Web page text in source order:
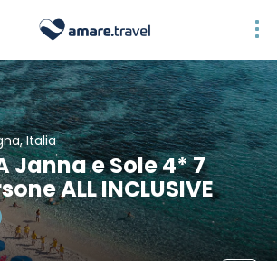
Italia
Janna e Sole 4* 7
ALL INCLUSIVE